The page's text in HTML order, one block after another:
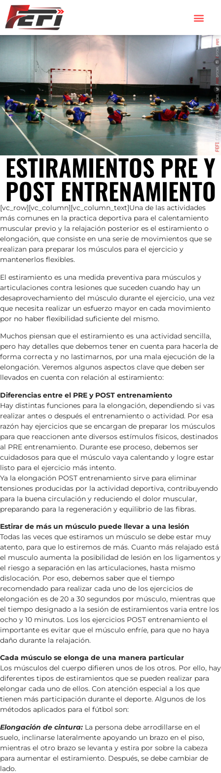
ESTIRAMIENTOS PRE Y
POST ENTRENAMIENTO
[vc_row][vc_column][vc_column_text]Una de las actividades
más comunes en la practica deportiva para el calentamiento
muscular previo y la relajación posterior es el estiramiento o
elongación, que consiste en una serie de movimientos que se
realizan para preparar los músculos para el ejercicio y
mantenerlos flexibles.
El estiramiento es una medida preventiva para músculos y
articulaciones contra lesiones que suceden cuando hay un
desaprovechamiento del músculo durante el ejercicio, una vez
que necesita realizar un esfuerzo mayor en cada movimiento
por no haber flexibilidad suficiente del mismo.
Muchos piensan que el estiramiento es una actividad sencilla,
pero hay detalles que debemos tener en cuenta para hacerla de
forma correcta y no lastimarnos, por una mala ejecución de la
elongación. Veremos algunos aspectos clave que deben ser
llevados en cuenta con relación al estiramiento:
Diferencias entre el PRE y POST entrenamiento
Hay distintas funciones para la elongación, dependiendo si vas
realizar antes o después el entrenamiento o actividad. Por esa
razón hay ejercicios que se encargan de preparar los músculos
para que reaccionen ante diversos estímulos físicos, destinados
al PRE entrenamiento. Durante ese proceso, debemos ser
cuidadosos para que el músculo vaya calentando y logre estar
listo para el ejercicio más intento.
Ya la elongación POST entrenamiento sirve para eliminar
tensiones producidas por la actividad deportiva, contribuyendo
para la buena circulación y reduciendo el dolor muscular,
preparando para la regeneración y equilibrio de las fibras.
Estirar de más un músculo puede llevar a una lesión
Todas las veces que estiramos un músculo se debe estar muy
atento, para que lo estiremos de más. Cuanto más relajado está
el musculo aumenta la posibilidad de lesión en los ligamentos y
el riesgo a separación en las articulaciones, hasta mismo
dislocación. Por eso, debemos saber que el tiempo
recomendado para realizar cada uno de los ejercicios de
elongación es de 20 a 30 segundos por músculo, mientras que
el tiempo designado a la sesión de estiramientos varia entre los
ocho y 10 minutos. Los los ejercicios POST entrenamiento el
importante es evitar que el músculo enfríe, para que no haya
daño durante la relajación.
Cada músculo se elonga de una manera particular
Los músculos del cuerpo difieren unos de los otros. Por ello, hay
diferentes tipos de estiramientos que se pueden realizar para
elongar cada uno de ellos. Con atención especial a los que
tienen más participación durante el deporte. Algunos de los
métodos aplicados para el fútbol son:
Elongación de cintura: La persona debe arrodillarse en el
suelo, inclinarse lateralmente apoyando un brazo en el piso,
mientras el otro brazo se levanta y estira por sobre la cabeza
para aumentar el estiramiento. Después, se debe cambiar de
lado.